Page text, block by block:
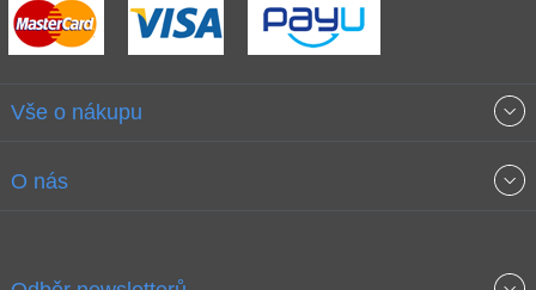
Vše o nákupu
Obchodní podmínky
O nás